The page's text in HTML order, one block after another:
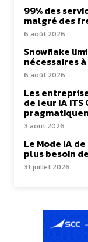
99% des
malgré des
6 août 2026
Snowflake
nécessaires
6 août 2026
Les
de leur IA
3 août 2026
Le Mode IA
plus besoin
31 juillet 2026